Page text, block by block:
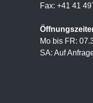
Fax: +41 41
Mo bis FR:
SA: Auf